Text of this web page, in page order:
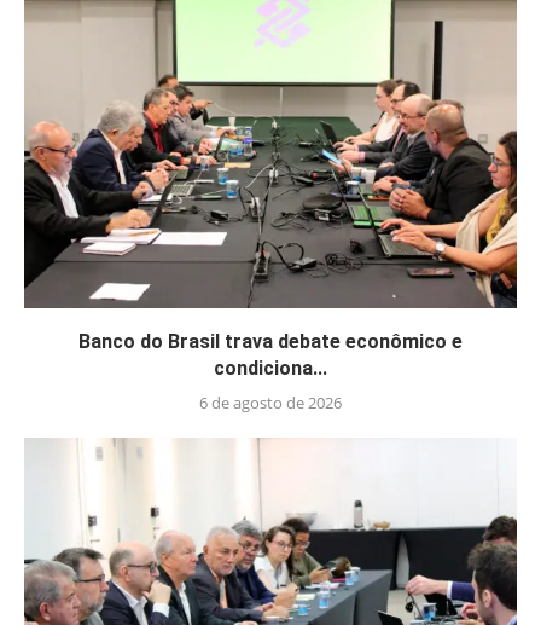
Banco do Brasil trava debate econômico e
condiciona...
6 de agosto de 2026